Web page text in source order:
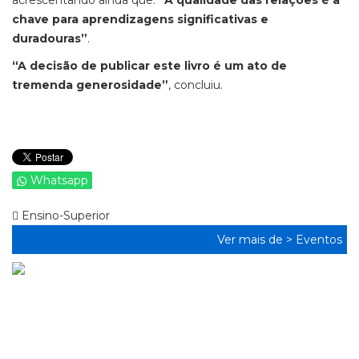
chave para aprendizagens significativas e
duradouras”.
“A decisão de publicar este livro é um ato de
tremenda generosidade”, concluiu.
Whatsapp
Ensino-Superior
Ver mais de > Eventos